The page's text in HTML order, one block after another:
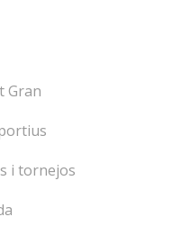
Gran
i tornejos